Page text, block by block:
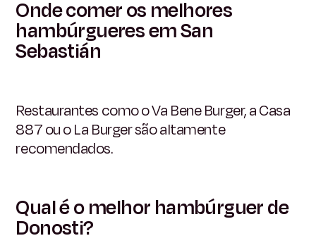
Onde comer os melhores
hambúrgueres em San
Sebastián
Restaurantes como o Va Bene Burger, a Casa
887 ou o La Burger são altamente
recomendados.
Qual é o melhor hambúrguer de
Donosti?